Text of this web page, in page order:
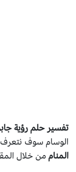
تفسير حلم رؤية
الوسام سوف
المناممن خلال